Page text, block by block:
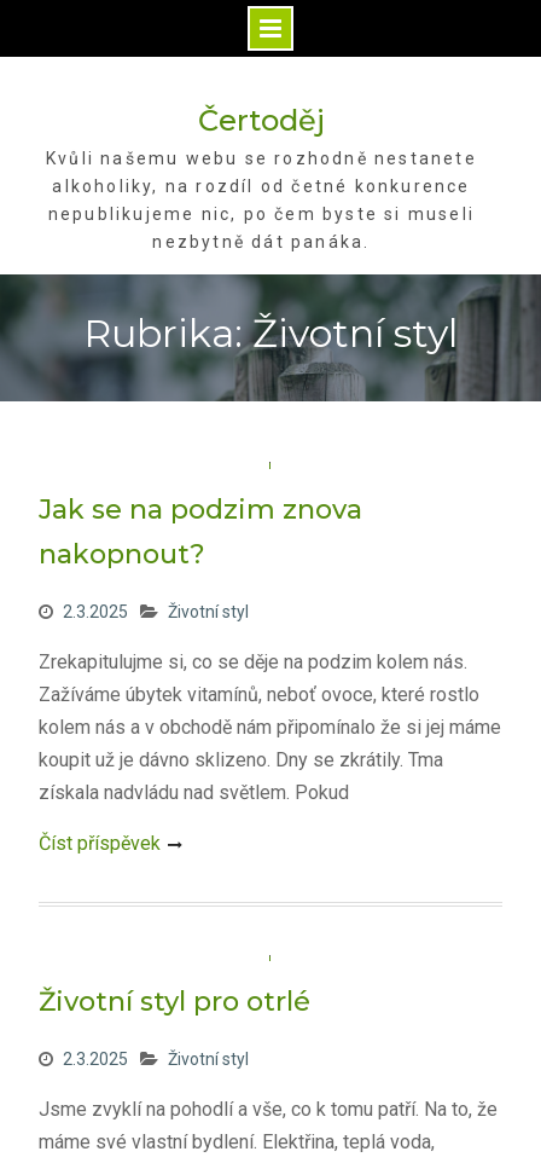
Čertoděj
Kvůli našemu webu se rozhodně nestanete
alkoholiky, na rozdíl od četné konkurence
nepublikujeme nic, po čem byste si museli
nezbytně dát panáka.
Rubrika: Životní styl
Jak se na podzim znova
nakopnout?
2.3.2025 Životní styl
Zrekapitulujme si, co se děje na podzim kolem nás.
Zažíváme úbytek vitamínů, neboť ovoce, které rostlo
kolem nás a v obchodě nám připomínalo že si jej máme
koupit už je dávno sklizeno. Dny se zkrátily. Tma
získala nadvládu nad světlem. Pokud
Číst příspěvek
Životní styl pro otrlé
2.3.2025 Životní styl
Jsme zvyklí na pohodlí a vše, co k tomu patří. Na to, že
máme své vlastní bydlení. Elektřina, teplá voda,